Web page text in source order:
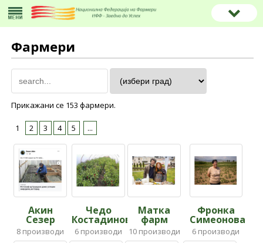
Фармери
Прикажани се 153 фармери.
1 2 3 4 5 ...
Акин
Сезер
8 производи
Чедо
Костадиновски
6 производи
Матка
фарм
10 производи
Фронка
Симеонова
6 производи